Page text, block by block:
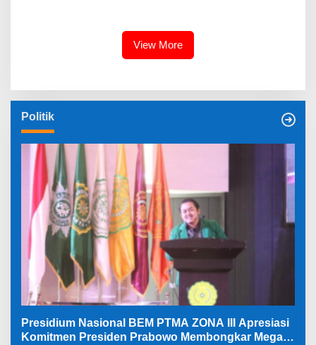
View More
Politik
Presidium Nasional BEM PTMA ZONA III Apresiasi
Komitmen Presiden Prabowo Membongkar Mega